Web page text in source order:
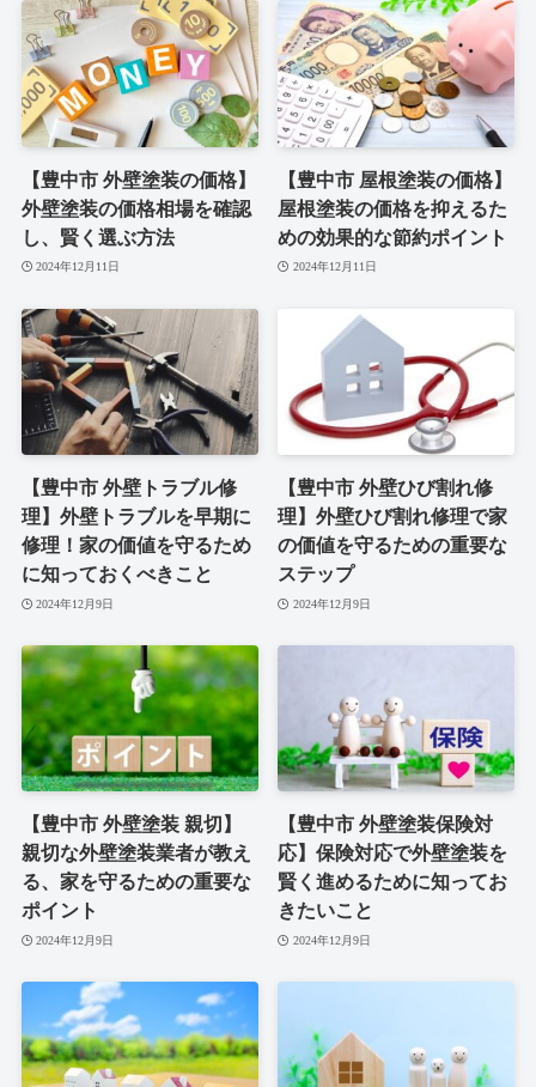
【豊中市 外壁塗装の価格】
外壁塗装の価格相場を確認
し、賢く選ぶ方法
2024年12月11日
【豊中市 屋根塗装の価格】
屋根塗装の価格を抑えるた
めの効果的な節約ポイント
2024年12月11日
【豊中市 外壁トラブル修
理】外壁トラブルを早期に
修理！家の価値を守るため
に知っておくべきこと
2024年12月9日
【豊中市 外壁ひび割れ修
理】外壁ひび割れ修理で家
の価値を守るための重要な
ステップ
2024年12月9日
【豊中市 外壁塗装 親切】
親切な外壁塗装業者が教え
る、家を守るための重要な
ポイント
2024年12月9日
【豊中市 外壁塗装保険対
応】保険対応で外壁塗装を
賢く進めるために知ってお
きたいこと
2024年12月9日